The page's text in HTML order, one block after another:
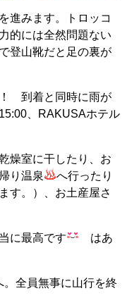
進みます。トロッコ
的には全然問題ない
登山靴だと足の裏が
到着と同時に雨が
、RAKUSAホテル
燥室に干したり、お
り温泉
へ行ったり
す。）、お土産屋さ
に最高です
はあ
全員無事に山行を終